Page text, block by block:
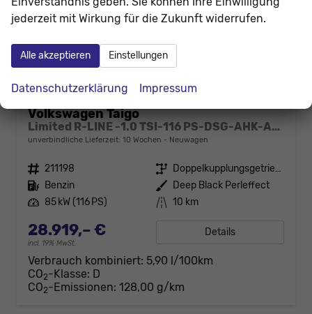
Volkswagen Taigo
Limited R-LINE -1.0 TSI-116 PS-DSG-AHK-Anschlussgarantie-AppleCarPlay-AndroidAuto-Kessy GO-ACC-PDC2x-Kamera-Klimaautomatik-LED MATRIX-18"Alu
unverbindliche Lieferzeit: 10 Wochen Neuwagen
Fahrzeugnr. 211198 Getriebe
Doppelkupplungsgetriebe (DSG)
Kraftstoff Benzin Außenfarbe Deep Black Perleffect
Leistung 85 kW (116 PS) Kilometerstand 10 km
28.919,– €
incl. 19% MwSt.
Details
Verbrauch kombiniert: 5,90 l/100km
CO2-Klasse: D
CO2-Emissionen: 128,00 g/km
jederzeit mit Wirkung für die Zukunft widerrufen.
Alle akzeptieren Einstellungen
Datenschutzerklärung Impressum